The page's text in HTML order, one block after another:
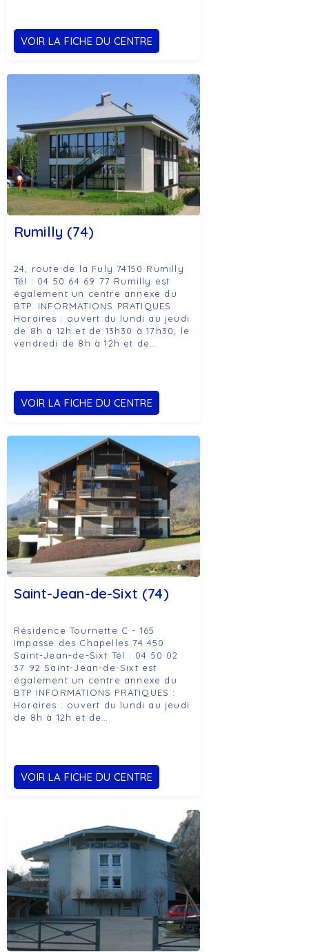
VOIR LA FICHE DU CENTRE
Rumilly (74)
24, route de la Fuly 74150 Rumilly
Tél : 04 50 64 69 77 Rumilly est
également un centre annexe du
BTP. INFORMATIONS PRATIQUES
Horaires : ouvert du lundi au jeudi
de 8h à 12h et de 13h30 à 17h30, le
vendredi de 8h à 12h et de…
VOIR LA FICHE DU CENTRE
Saint-Jean-de-Sixt (74)
Résidence Tournette C - 165
Impasse des Chapelles 74 450
Saint-Jean-de-Sixt Tél : 04 50 02
37 92 Saint-Jean-de-Sixt est
également un centre annexe du
BTP INFORMATIONS PRATIQUES :
Horaires : ouvert du lundi au jeudi
de 8h à 12h et de…
VOIR LA FICHE DU CENTRE